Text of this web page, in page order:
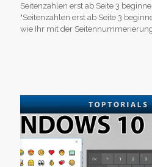
Seitenzahlen erst ab Seite 3
"Seitenzahlen erst ab Seite 3
wie Ihr mit der